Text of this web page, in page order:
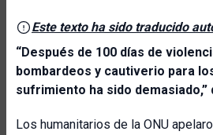
Este texto ha sido traducido
“Después de 100 días de
bombardeos y cautiverio para
sufrimiento ha sido demasiado,”
Los humanitarios de la ONU